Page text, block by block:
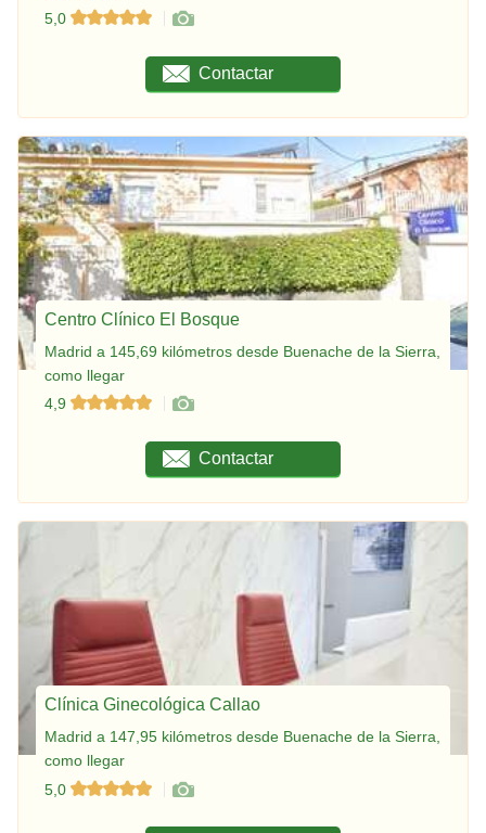
5,0
Contactar
Centro Clínico El Bosque
Madrid a 145,69 kilómetros desde Buenache de la Sierra,
como llegar
4,9
Contactar
Clínica Ginecológica Callao
Madrid a 147,95 kilómetros desde Buenache de la Sierra,
como llegar
5,0